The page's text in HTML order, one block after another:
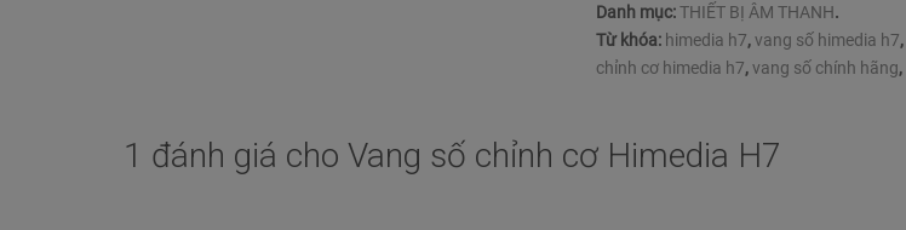
Danh mục:THIẾT BỊ ÂM THANH.
Từ khóa: himedia h7,vang số himedia h7,
chỉnh cơ himedia h7,vang số chính hãng,
1 đánh giá cho Vang số chỉnh cơ Himedia H7